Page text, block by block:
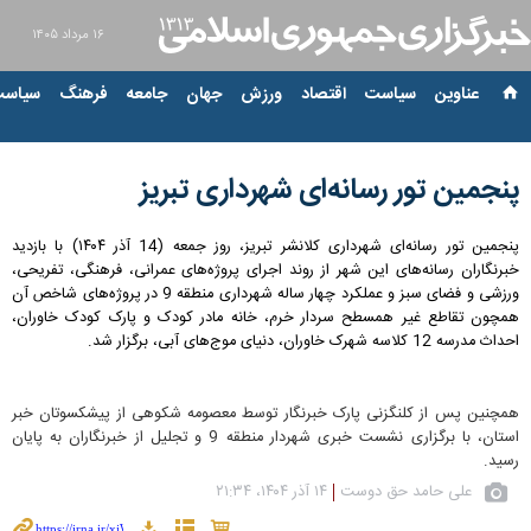
۱۶ مرداد ۱۴۰۵
عناوین‌ سیاست اقتصاد ورزش جهان جامعه فرهنگ
پنجمین تور رسانه‌ای شهرداری تبریز
پنجمین تور رسانه‌ای شهرداری کلانشر تبریز، روز جمعه (14 آذر ۱۴۰۴) با بازدید
خبرنگاران رسانه‌های این شهر از روند اجرای پروژه‌های عمرانی، فرهنگی، تفریحی،
ورزشی و فضای سبز و عملکرد چهار ساله شهرداری منطقه 9 در پروژه‌های شاخص آن
همچون تقاطع غیر همسطح سردار خرم، خانه مادر کودک و پارک کودک خاوران،
احداث مدرسه 12 کلاسه شهرک خاوران، دنیای موج‌های آبی، برگزار شد.
همچنین پس از کلنگزنی پارک خبرنگار توسط معصومه شکوهی از پیشکسوتان خبر
استان، با برگزاری نشست خبری شهردار منطقه 9 و تجلیل از خبرنگاران به پایان
رسید.
علی حامد حق دوست ۱۴ آذر ۱۴۰۴، ۲۱:۳۴